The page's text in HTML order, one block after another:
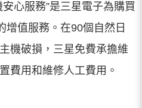
心服務”是三星電子為購買
增值服務。在90個自然日
機破損，三星免費承擔維
費用和維修人工費用。